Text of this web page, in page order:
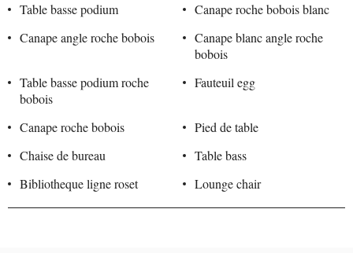
Table basse podium
Canape roche bobois blanc
Canape angle roche bobois
Canape blanc angle roche
bobois
Table basse podium roche
bobois
Fauteuil egg
Canape roche bobois
Pied de table
Chaise de bureau
Table bass
Bibliotheque ligne roset
Lounge chair